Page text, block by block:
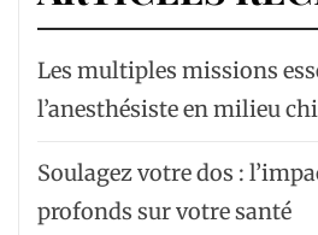
Les multiples missions
l’anesthésiste en milieu
Soulagez votre dos :
profonds sur votre santé